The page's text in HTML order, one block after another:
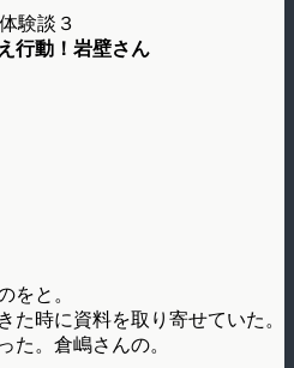
験談３
行動！岩壁さん
をと。
た時に資料を取り寄せていた。
た。倉嶋さんの。